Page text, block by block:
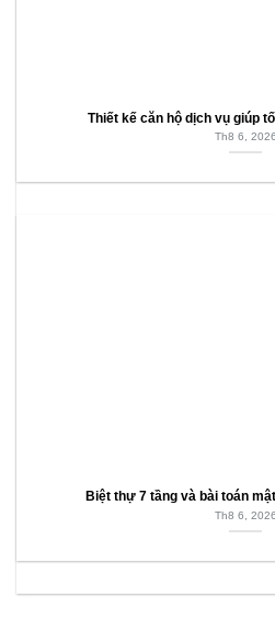
Thiết kế căn hộ dịch vụ giúp
Th8 6, 2026
Biệt thự 7 tầng và bài toán
Th8 6, 2026